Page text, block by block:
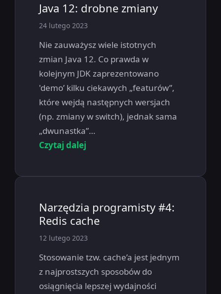
Java 12: drobne zmiany
24 lutego 2023
Nie zauważysz wiele istotnych
zmian Java 12. Co prawda w
kolejnym JDK zaprezentowano
'demo’ kilku ciekawych „featurów”,
które wejdą następnych wersjach
(np. zmiany w switch), jednak sama
„dwunastka”…
Czytaj dalej
Narzędzia programisty #4:
Redis cache
12 lutego 2023
Stosowanie tzw. cache’a jest jednym
z najprostszych sposobów do
osiągnięcia lepszej wydajności